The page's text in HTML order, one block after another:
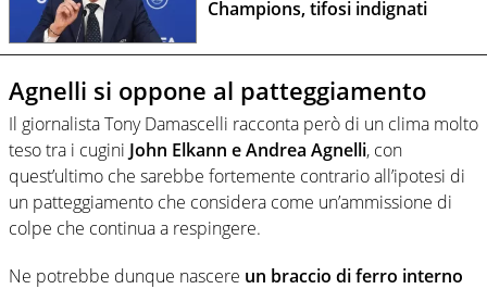
Champions, tifosi indignati
Agnelli si oppone al patteggiamento
Il giornalista Tony Damascelli racconta però di un clima molto
teso tra i cugini John Elkann e Andrea Agnelli, con
quest’ultimo che sarebbe fortemente contrario all’ipotesi di
un patteggiamento che considera come un’ammissione di
colpe che continua a respingere.
Ne potrebbe dunque nascere un braccio di ferro interno